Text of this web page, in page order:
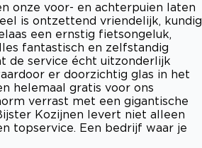
onze voor- en achterpuien laten
is ontzettend vriendelijk, kundig
een ernstig fietsongeluk,
fantastisch en zelfstandig
de service écht uitzonderlijk
er doorzichtig glas in het
helemaal gratis voor ons
verrast met een gigantische
Kozijnen levert niet alleen
topservice. Een bedrijf waar je